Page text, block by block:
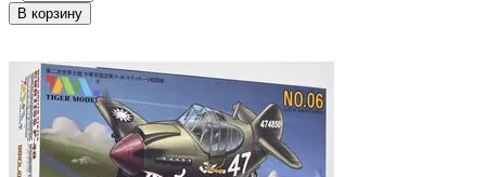
В корзину